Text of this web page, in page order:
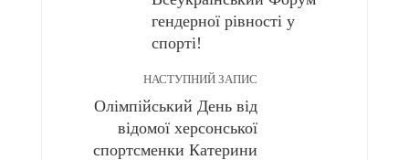
гендерної рівності у
спорті!
НАСТУПНИЙ ЗАПИС
Олімпійський День від
відомої херсонської
спортсменки Катерини